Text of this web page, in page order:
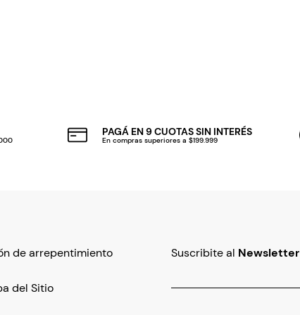
PAGÁ EN 9 CUOTAS SIN INTERÉS
En compras superiores a $199.999
de arrepentimiento
del Sitio
Suscribite al Newsletter